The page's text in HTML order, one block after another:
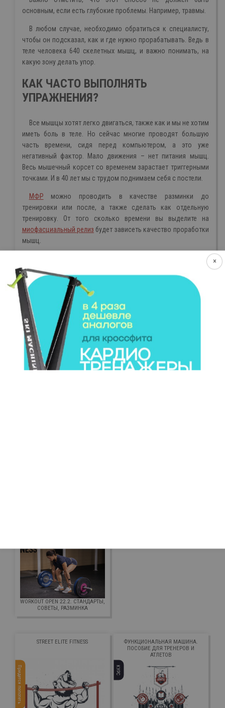
основным, если есть глубокие проблемы. Например, травмы.
В любом случае, необходимо обратиться к специалисту,
чтобы он подсказал, как и где нужно прорабатывать. Ведь в
теле человека 640 скелетных мышц, и важно понимать, на
какую зону делать упор.
КАК ЧАСТО ВЫПОЛНЯТЬ
УПРАЖНЕНИЯ?
Все мышцы хотят легко двигаться, также как и мы не хотим
иметь боль в теле. Но сейчас многие проводят большую
часть времени, сидя перед компьютером, а это уже
негативный фактор. Мало движения – нет питания мышц.
Весь мышечный корсет со временем зарастает триггерными
точками. И в 40 лет мы с трудом поднимаем себя с постели.
МФР можно проводить в качестве разминки до
тренировки или после, а также сделать как отдельную
тренировку. От того сколько времени вы выделите на
миофасциальный релиз будет зависеть качество проработки
мышц.
МФР
каждый день. А также пару раз в неделю выделять время для
более качественной проработки мышц.
Подробнее окунуться в техники МФР можно на нашем
курсе
«МФР – начальный уровень».
Следуйте этим рекомендациям и уже в скором времени
увидите первый результат!
ИНТЕРЕСНОЕ
WORKOUT OPEN 22.2. СТАНДАРТЫ,
СОВЕТЫ, РАЗМИНКА
STREET ELITE FITNESS
Придется попотеть
ФУНКЦИОНАЛЬНАЯ МАШИНА.
ПОСОБИЕ ДЛЯ ТРЕНЕРОВ И
АТЛЕТОВ
КУРС